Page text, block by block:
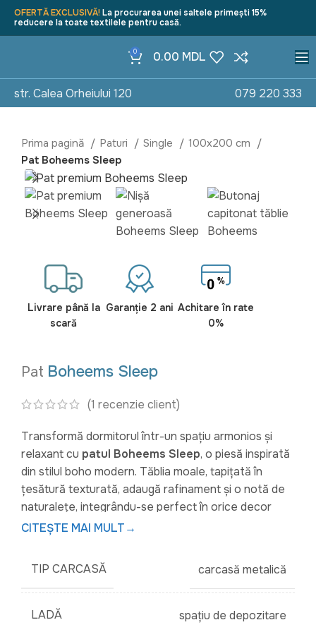
OFERTĂ EXCLUSIVĂ!La procurarea unei saltele primești 15%
reducere la toate textilele pentru casă.
0 0.00 MDL
str. Calea Orheiului 120 079 220 333
Prima pagină Paturi Single
100x200 cm
Pat Boheems Sleep
Livrare până la
scară
Garanție 2 ani Achitare în rate
0%
Pat Boheems Sleep
(1 recenzie client)
Transformă dormitorul într-un spațiu armonios și
relaxant cu patul Boheems Sleep, o piesă inspirată
din stilul boho modern. Tăblia moale, tapițată în
țesătură texturată, adaugă rafinament și o notă de
naturalețe, integrându-se perfect în orice decor
contemporan.
încăpătoare, ideală pentru organizarea lenjeriilor,
pernelor sau altor obiecte, ajutându-te să menții
ordinea și să folosești eficient spațiul din dormitor.
CITEȘTE MAI MULT→
TIP CARCASĂ carcasă metalică
LADĂ spațiu de depozitare